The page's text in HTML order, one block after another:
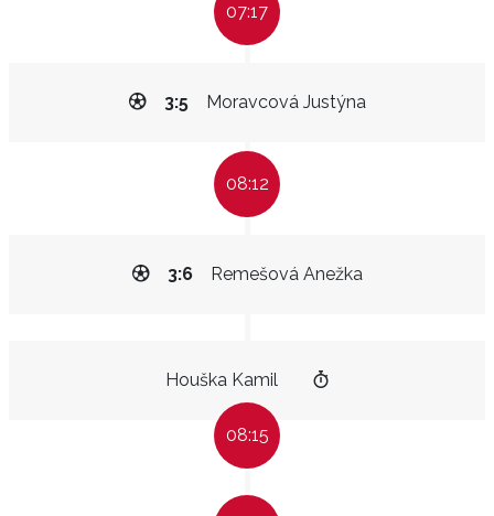
07:17
Moravcová Justýna
3:5
08:12
Remešová Anežka
3:6
Houška Kamil
08:15